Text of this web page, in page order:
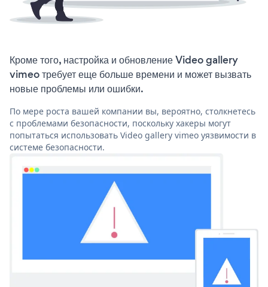
Кроме того, настройка и обновление Video gallery
vimeo требует еще больше времени и может вызвать
новые проблемы или ошибки.
По мере роста вашей компании вы, вероятно, столкнетесь
с проблемами безопасности, поскольку хакеры могут
попытаться использовать Video gallery vimeo уязвимости в
системе безопасности.